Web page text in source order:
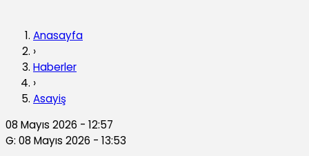
Anasayfa
›
Haberler
›
Asayiş
08 Mayıs 2026 - 12:57
G: 08 Mayıs 2026 - 13:53